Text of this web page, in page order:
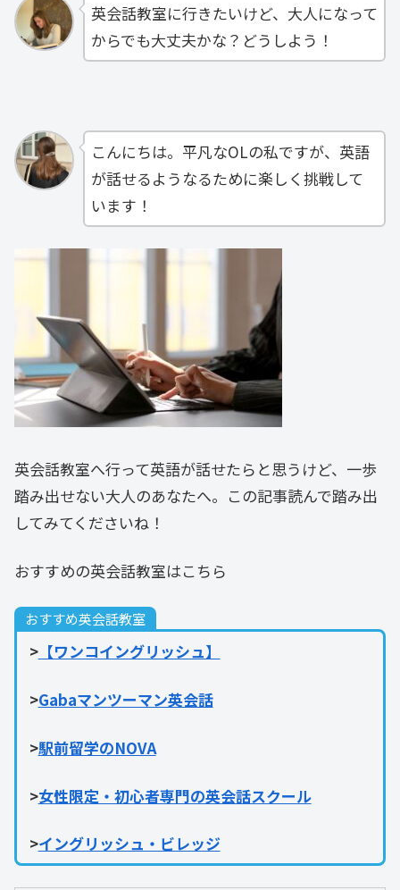
英会話教室に行きたいけど、大人になって
からでも大丈夫かな？どうしよう！
こんにちは。平凡なOLの私ですが、英語
が話せるようなるために楽しく挑戦して
います！
英会話教室へ行って英語が話せたらと思うけど、一歩
踏み出せない大人のあなたへ。この記事読んで踏み出
してみてくださいね！
おすすめの英会話教室はこちら
おすすめ英会話教室
>【ワンコイングリッシュ】
>Gabaマンツーマン英会話
>駅前留学のNOVA
>女性限定・初心者専門の英会話スクール
>イングリッシュ・ビレッジ